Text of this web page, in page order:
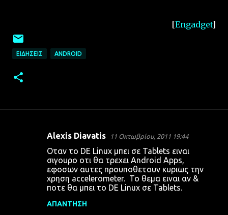
[Engadget]
ΕΙΔΉΣΕΙΣ ANDROID
Alexis Diavatis 11 Οκτωβρίου, 2011 19:44
Οταν το DE Linux μπει σε Tablets ειναι
σιγουρο οτι θα τρεχει Android Apps,
εφοσων αυτες προυποθετουν κυριως την
χρηση accelerometer. Το θεμα ειναι αν &
ποτε θα μπει το DE Linux σε Tablets.
ΑΠΆΝΤΗΣΗ